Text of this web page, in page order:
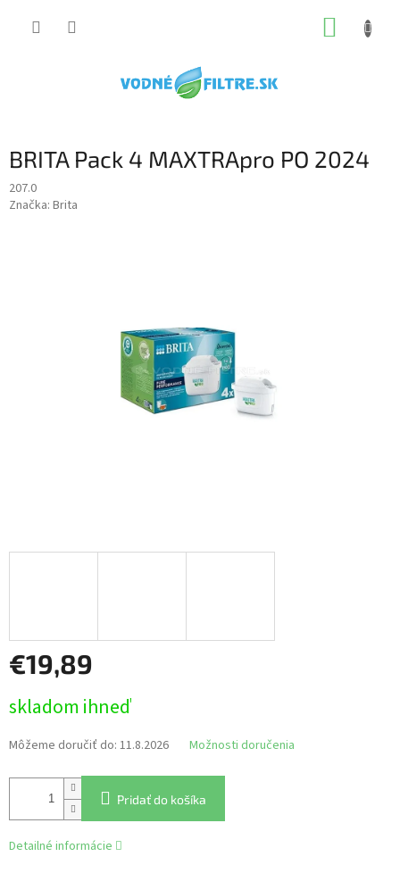
BRITA Pack 4 MAXTRApro PO 2024
207.0
Značka: Brita
€19,89
cena:
skladom ihneď
Môžeme doručiť do: 11.8.2026 Možnosti doručenia
Pridať do košíka
Detailné informácie